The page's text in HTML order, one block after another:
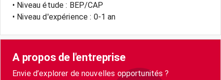
• Niveau étude : BEP/CAP
• Niveau d'expérience : 0-1 an
A propos de l'entreprise
Envie d’explorer de nouvelles opportunités ?